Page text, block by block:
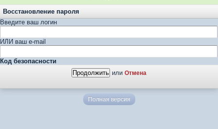
Восстановление пароля
Введите ваш логин
ИЛИ ваш e-mail
Код безопасности
или Отмена
Полная версия